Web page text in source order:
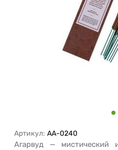
Артикул: AA-0240
Агарвуд — мистический